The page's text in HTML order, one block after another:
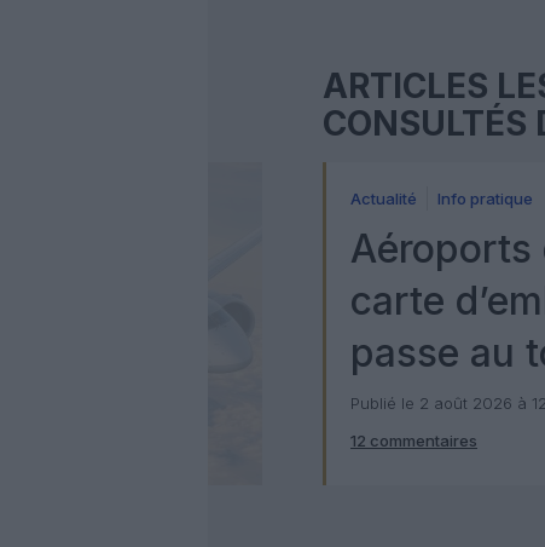
ARTICLES
CONSULTÉS
Actualité Info pratique
Aéroports
carte
passe au
numérique
Check
Publié le 2 août 2026 à
12 commentaires